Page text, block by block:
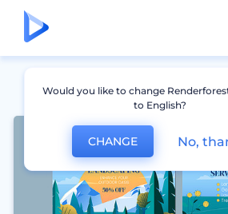
Would you like to change
to English?
CHANGE No,